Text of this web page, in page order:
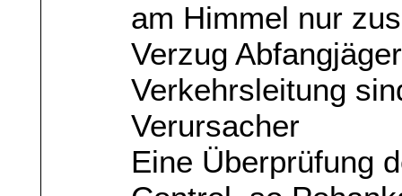
am Himmel nur
Verzug
Verkehrsleitung
Verursacher
Eine Überprüfung